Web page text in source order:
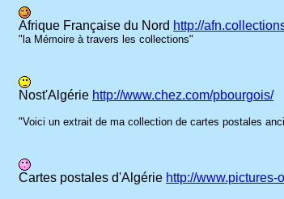
Afrique Française du Nord http://
"la Mémoire à travers les collections"
Nost'Algérie http://www.chez.com/pbourgois/
"Voici un extrait de ma collection de cartes postales
Cartes postales d'Algérie http://www.pictures-